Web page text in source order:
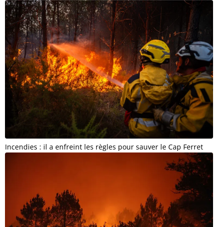
Incendies : il a enfreint les règles pour sauver le Cap Ferret